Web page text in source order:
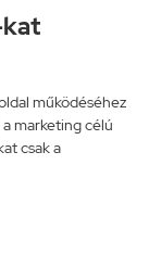
kat
működéséhez
marketing célú
csak a